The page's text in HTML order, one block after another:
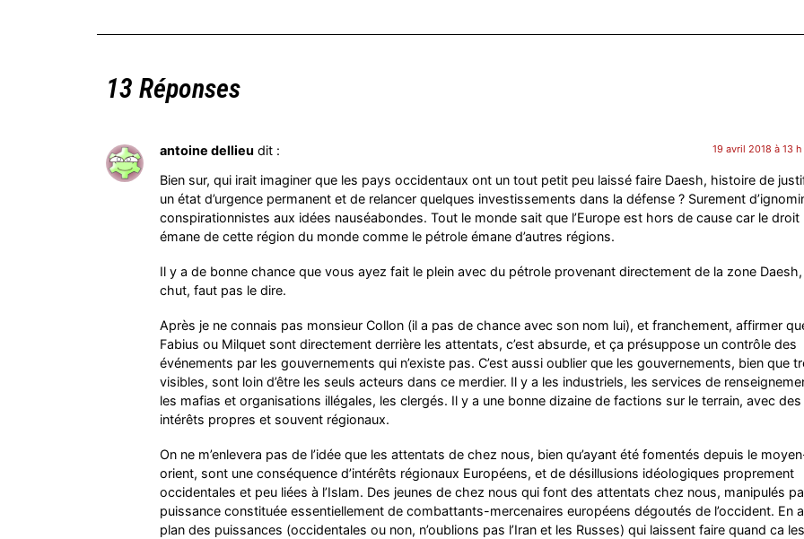
13 Réponses
antoine dellieu dit : 19 avril 2018 à 13
Bien sur, qui irait imaginer que les pays occidentaux ont un tout petit peu laissé faire Daesh, histoire de
un état d’urgence permanent et de relancer quelques investissements dans la défense ? Surement
conspirationnistes aux idées nauséabondes. Tout le monde sait que l’Europe est hors de cause car le droit
émane de cette région du monde comme le pétrole émane d’autres régions.
Il y a de bonne chance que vous ayez fait le plein avec du pétrole provenant directement de la zone
chut, faut pas le dire.
Après je ne connais pas monsieur Collon (il a pas de chance avec son nom lui), et franchement, affirmer
Fabius ou Milquet sont directement derrière les attentats, c’est absurde, et ça présuppose un contrôle des
événements par les gouvernements qui n’existe pas. C’est aussi oublier que les gouvernements, bien que
visibles, sont loin d’être les seuls acteurs dans ce merdier. Il y a les industriels, les services de
les mafias et organisations illégales, les clergés. Il y a une bonne dizaine de factions sur le terrain, avec des
intérêts propres et souvent régionaux.
On ne m’enlevera pas de l’idée que les attentats de chez nous, bien qu’ayant été fomentés depuis le
orient, sont une conséquence d’intérêts régionaux Européens, et de désillusions idéologiques proprement
occidentales et peu liées à l’Islam. Des jeunes de chez nous qui font des attentats chez nous, manipulés
puissance constituée essentiellement de combattants-mercenaires européens dégoutés de l’occident. En
plan des puissances (occidentales ou non, n’oublions pas l’Iran et les Russes) qui laissent faire quand ca les